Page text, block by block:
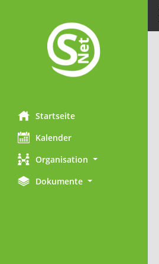
Startseite
Kalender
Organisation
Dokumente